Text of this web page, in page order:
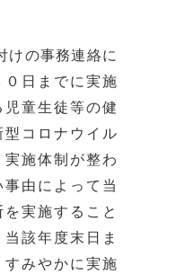
けの事務連絡に
日までに実施
童生徒等の健
コロナウイル
施体制が整わ
由によって当
実施すること
該年度末日ま
みやかに実施